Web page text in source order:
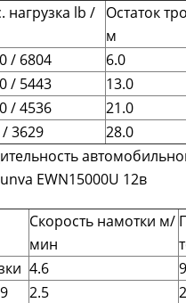
нагрузка lb / Остаток
м
/ 6804
6.0
/ 5443
13.0
/ 4536
21.0
3629
28.0
EWN15000U 12в
Скорость намотки м/
мин
4.6
2.5